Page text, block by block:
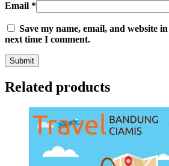
Email *
Save my name, email, and website
next time I comment.
Related products